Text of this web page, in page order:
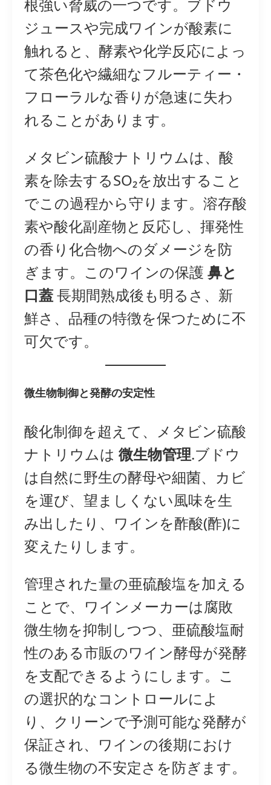
根強い脅威の一つです。ブドウ
ジュースや完成ワインが酸素に
触れると、酵素や化学反応によっ
て茶色化や繊細なフルーティー・
フローラルな香りが急速に失わ
れることがあります。
メタビン硫酸ナトリウムは、酸
素を除去するSO₂を放出すること
でこの過程から守ります。溶存酸
素や酸化副産物と反応し、揮発性
の香り化合物へのダメージを防
ぎます。このワインの保護 鼻と
口蓋長期間熟成後も明るさ、新
鮮さ、品種の特徴を保つために不
可欠です。
微生物制御と発酵の安定性
酸化制御を超えて、メタビン硫酸
ナトリウムは 微生物管理.ブドウ
は自然に野生の酵母や細菌、カビ
を運び、望ましくない風味を生
み出したり、ワインを酢酸(酢)に
変えたりします。
管理された量の亜硫酸塩を加える
ことで、ワインメーカーは腐敗
微生物を抑制しつつ、亜硫酸塩耐
性のある市販のワイン酵母が発酵
を支配できるようにします。こ
の選択的なコントロールによ
り、クリーンで予測可能な発酵が
保証され、ワインの後期におけ
る微生物の不安定さを防ぎます。